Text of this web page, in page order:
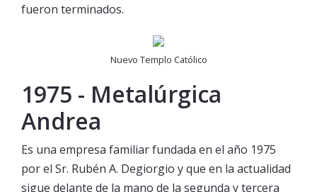
fueron terminados.
Nuevo Templo Católico
1975 - Metalúrgica
Andrea
Es una empresa familiar fundada en el año 1975
por el Sr. Rubén A. Degiorgio y que en la actualidad
sigue delante de la mano de la segunda y tercera